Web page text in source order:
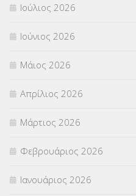
Ιούλιος 2026
Ιούνιος 2026
Μάιος 2026
Απρίλιος 2026
Μάρτιος 2026
Φεβρουάριος 2026
Ιανουάριος 2026